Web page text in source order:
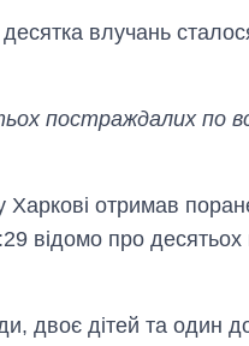
влучань
постраждалих по
отримав
відомо про десятьох
двоє дітей та один